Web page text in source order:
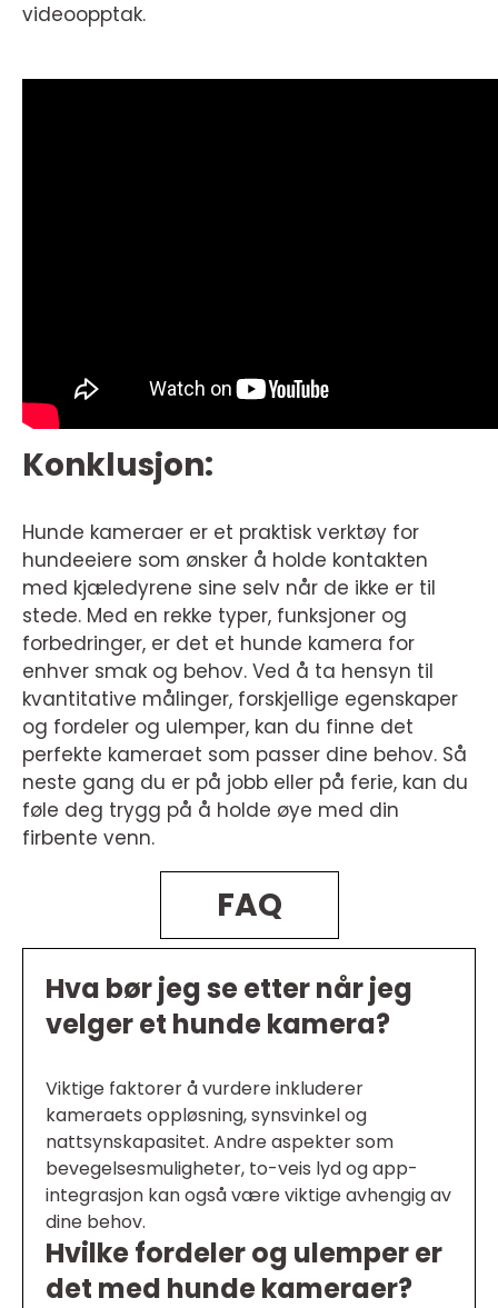
videoopptak.
Konklusjon:
Hunde kameraer er et praktisk verktøy for
hundeeiere som ønsker å holde kontakten
med kjæledyrene sine selv når de ikke er til
stede. Med en rekke typer, funksjoner og
forbedringer, er det et hunde kamera for
enhver smak og behov. Ved å ta hensyn til
kvantitative målinger, forskjellige egenskaper
og fordeler og ulemper, kan du finne det
perfekte kameraet som passer dine behov. Så
neste gang du er på jobb eller på ferie, kan du
føle deg trygg på å holde øye med din
firbente venn.
FAQ
Hva bør jeg se etter når jeg
velger et hunde kamera?
Viktige faktorer å vurdere inkluderer
kameraets oppløsning, synsvinkel og
nattsynskapasitet. Andre aspekter som
bevegelsesmuligheter, to-veis lyd og app-
integrasjon kan også være viktige avhengig av
dine behov.
Hvilke fordeler og ulemper er
det med hunde kameraer?